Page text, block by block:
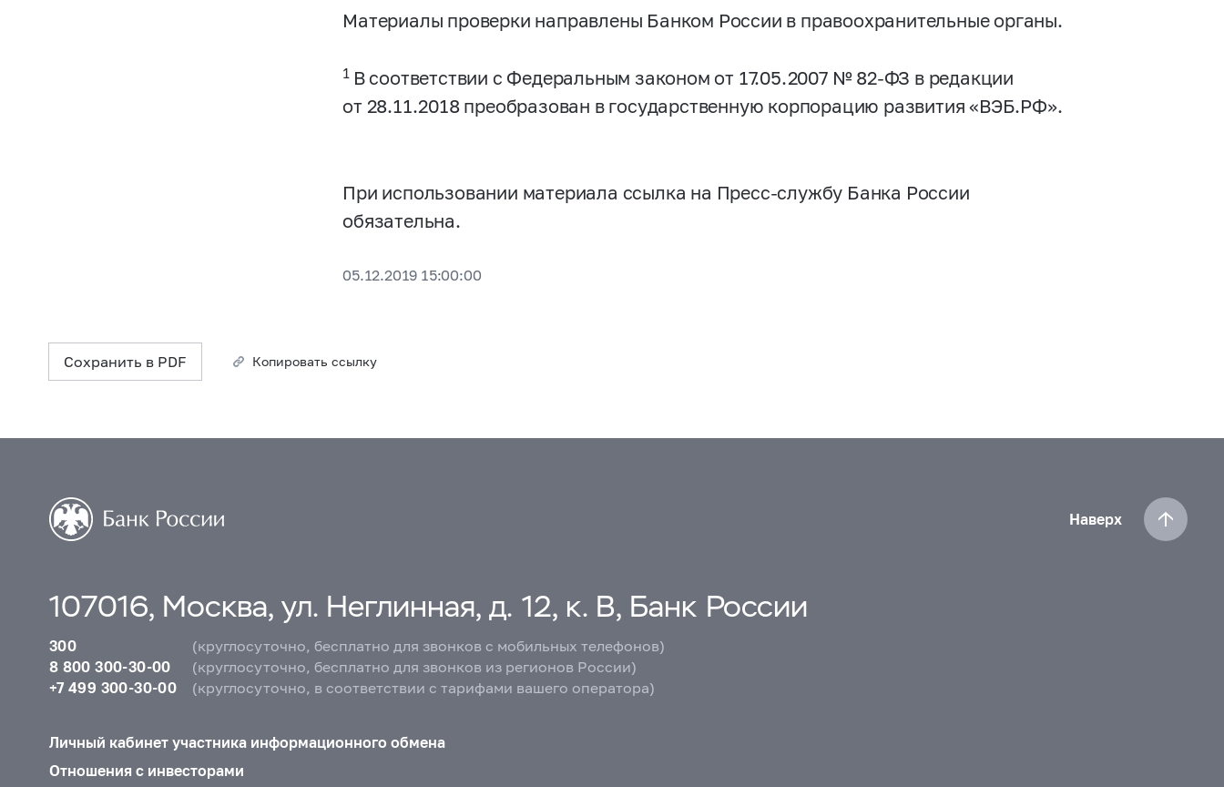
Материалы проверки направлены Банком России в правоохранительные органы.
1 В соответствии с Федеральным законом от 17.05.2007 № 82-ФЗ в редакции
от 28.11.2018 преобразован в государственную корпорацию развития «ВЭБ.РФ».
При использовании материала ссылка на Пресс-службу Банка России
обязательна.
05.12.2019 15:00:00
Сохранить в PDF Копировать ссылку
Наверх
107016, Москва, ул. Неглинная, д. 12, к. В, Банк России
300
(круглосуточно, бесплатно для звонков с мобильных телефонов)
8 800 300-30-00
(круглосуточно, бесплатно для звонков из регионов России)
+7 499 300-30-00
(круглосуточно, в соответствии с тарифами вашего оператора)
Личный кабинет участника информационного обмена
Отношения с инвесторами